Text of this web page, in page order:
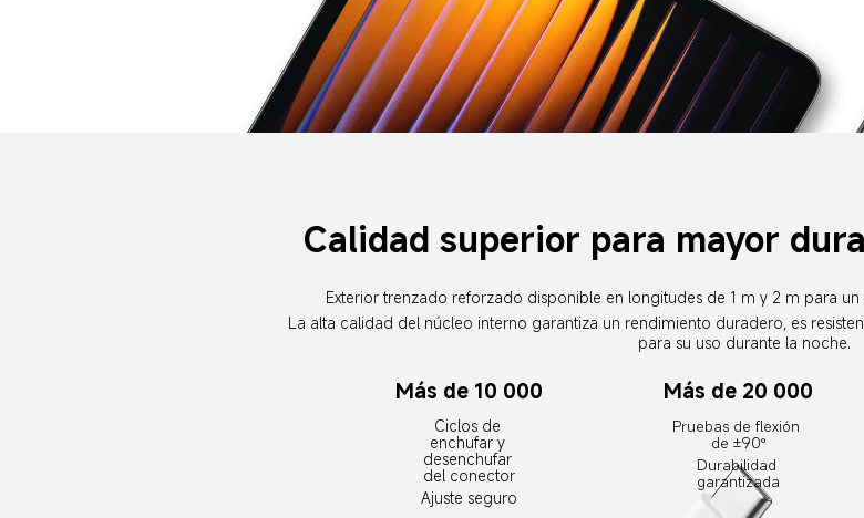
Calidad superior para mayor
Exterior trenzado reforzado disponible en longitudes de 1 m y 2 m para
La alta calidad del núcleo interno garantiza un rendimiento duradero, es
para su uso durante la noche.
Más de 10 000
Ciclos de
enchufar y
desenchufar
del conector
Ajuste seguro
Más de 20 000
Pruebas de flexión
de ±90°
Durabilidad
garantizada